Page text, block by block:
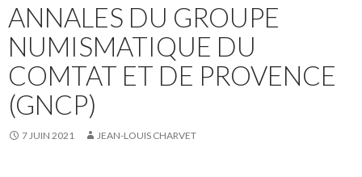
ANNALES DU GROUPE
NUMISMATIQUE DU
COMTAT ET DE PROVENCE
(GNCP)
7 JUIN 2021 JEAN-LOUIS CHARVET